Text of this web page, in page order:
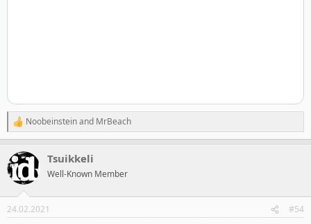
R
e
c
t
i
s
Noobeinsteinand MrBeach
Tsuikkeli
Well-Known Member
24.02.2021 #54